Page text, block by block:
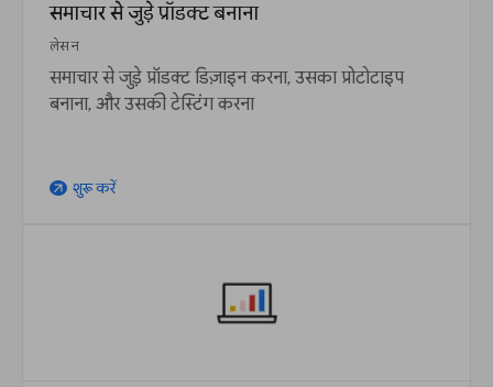
समाचार से जुड़े प्रॉडक्ट बनाना
लेसन
समाचार से जुड़े प्रॉडक्ट डिज़ाइन करना, उसका प्रोटोटाइप
बनाना, और उसकी टेस्टिंग करना
arrow_outward शुरू करें